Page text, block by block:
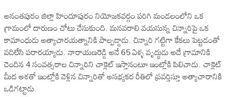
అనంతపురం జిల్లా హిందూపురం నియోజకవర్గం పరిగి మండలంలోని ఒక
గ్రామంలో దారుణం చోటు చేసుకుంది. మనవరాలి వయసున్న చిన్నారిపై ఒక
కామాంధుడు అత్యాచారయత్నానికి పాల్పడ్డాడు. చిన్నారి గట్టిగా కేకలు పెట్టడంతో
వదిలేసి పరారయ్యాడు. నారాయణరెడ్డి అనే 65 ఏళ్ళ వృద్ధుడు అదే గ్రామానికి
చెందిన 4 సంవత్సరాల చిన్నారిని చాక్లెట్‌ ఇస్తానంటూ ఇంట్లోకి పిలిచాడు. చాక్లెట్‌
మీద ఆశతో ఇంట్లోకి వెళ్లిన చిన్నారితో అసభ్యకర రీతిలో ప్రవర్తిస్తూ అత్యాచారానికి
ఒడిగట్టాడు.